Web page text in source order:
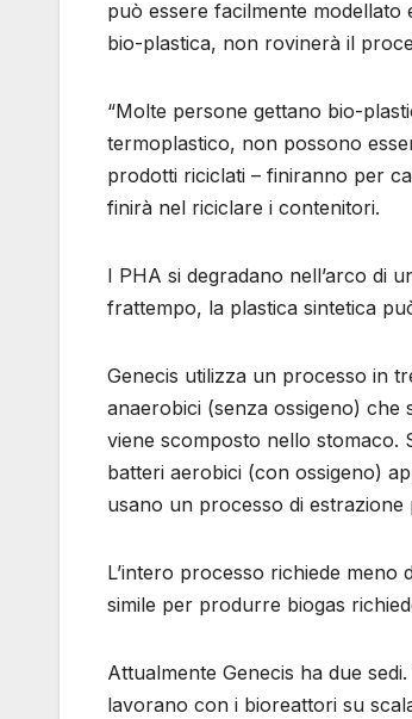
può essere facilmente
bio-plastica, non rovinerà il
“Molte persone gettano bio-
termoplastico, non possono
prodotti riciclati – finiranno per
finirà nel riciclare i contenitori.
I PHA si degradano nell’arco di
frattempo, la plastica sintetica
Genecis utilizza un processo in
anaerobici (senza ossigeno) che
viene scomposto nello stomaco.
batteri aerobici (con ossigeno)
usano un processo di
L’intero processo richiede
simile per produrre biogas
Attualmente Genecis ha due
lavorano con i bioreattori su